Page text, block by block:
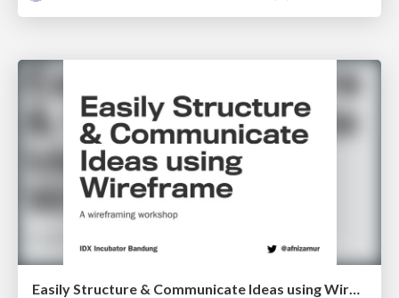
Easily Structure & Communicate Ideas using Wireframe